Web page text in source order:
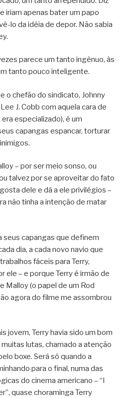
iriam apenas bater um papo
lo da idéia de depor. Não sabia
parece um tanto ingênuo, às
tanto pouco inteligente.
o chefão do sindicato, Johnny
J. Cobb com aquela cara de
especializado), é um
capangas espancar, torturar
– por ser meio sonso, ou
talvez por se aproveitar do fato
dele e dá a ele privilégios –
não tinha a intenção de matar
seus capangas que definem
dia, a cada novo navio que
fáceis para Terry,
ele – e porque Terry é irmão de
Malloy (o papel de um Rod
agora do filme me assombrou
jovem, Terry havia sido um bom
lutas, chamado a atenção
boxe. Será só quando a
para o final, numa das
do cinema americano – “I
quase choraminga Terry